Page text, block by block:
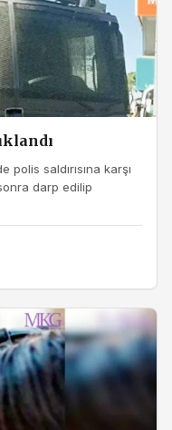
saldırısına karşı
darp edilip